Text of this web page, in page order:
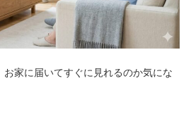
家に届いてすぐに見れるのか気にな